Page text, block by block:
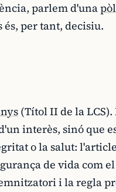
parlem d'una
per tant, decisiu.
(Títol II de la LCS).
interès, sinó que
o la salut:
de vida com
i la regla